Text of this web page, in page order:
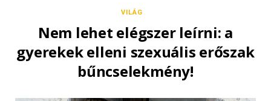
VILÁG
Nem lehet elégszer leírni: a
gyerekek elleni szexuális erőszak
bűncselekmény!